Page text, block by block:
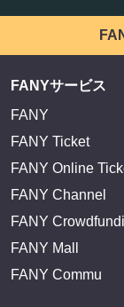
FANYサービス
FANY
FANY Ticket
FANY Online
FANY Channel
FANY
FANY Mall
FANY Commu